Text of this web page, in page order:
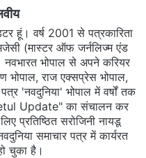
हूं। वर्ष 2001 से पत्रकारिता
(मास्टर ऑफ जर्नलिज्म एंड
नवभारत भोपाल से अपने करियर
राज एक्सप्रेस भोपाल,
'नवदुनिया' भोपाल में वर्षों तक
Update" का संचालन कर
प्रतिष्ठित सरोजिनी नायडू
समाचार पत्र में कार्यरत
चुका है।